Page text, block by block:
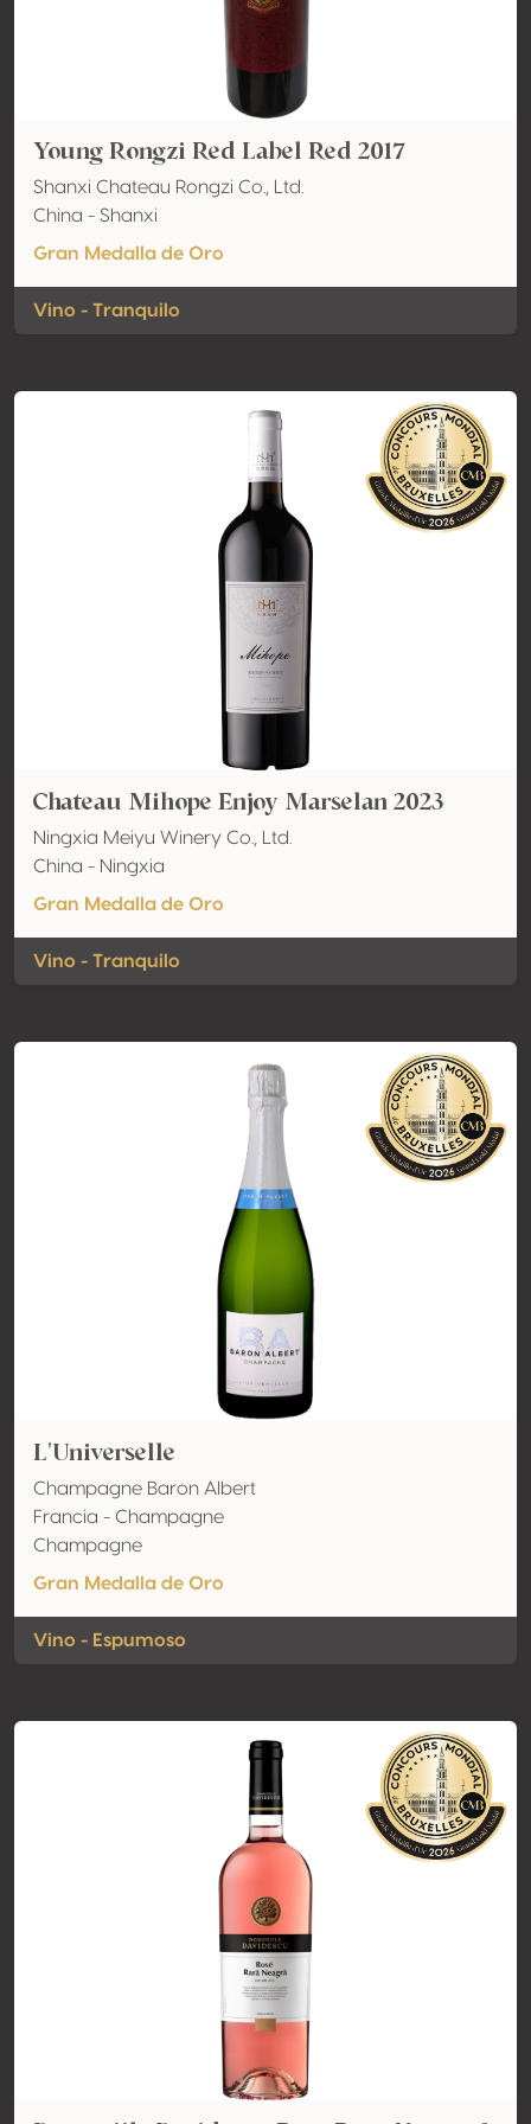
Young Rongzi Red Label Red 2017
Shanxi Chateau Rongzi Co., Ltd.
China - Shanxi
Gran Medalla de Oro
Vino - Tranquilo
Chateau Mihope Enjoy Marselan 2023
Ningxia Meiyu Winery Co., Ltd.
China - Ningxia
Gran Medalla de Oro
Vino - Tranquilo
L'Universelle
Champagne Baron Albert
Francia - Champagne
Champagne
Gran Medalla de Oro
Vino - Espumoso